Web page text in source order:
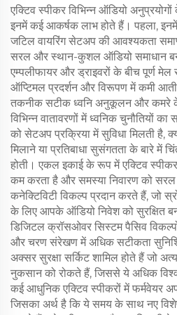
एक्टिव स्पीकर विभिन्न ऑडियो
इनमें कई आकर्षक लाभ होते हैं। पहला,
जटिल वायरिंग सेटअप की आवश्यकता
सरल और स्थान-कुशल ऑडियो समाधान
एम्पलीफायर और ड्राइवरों के बीच पूर्ण
ऑप्टिमल प्रदर्शन और विरूपण में कमी आती
तकनीक सटीक ध्वनि अनुकूलन और कमरे के
विभिन्न वातावरणों में ध्वनिक चुनौतियों
को सेटअप प्रक्रिया में सुविधा मिलती है,
मिलाने या प्रतिबाधा सुसंगतता के बारे में
होती। एकल इकाई के रूप में एक्टिव
कम करता है और समस्या निवारण को
कनेक्टिविटी विकल्प प्रदान करते हैं, जो
के लिए आपके ऑडियो निवेश को सुरक्षित
डिजिटल क्रॉसओवर सिस्टम पैसिव
और चरण संरेखण में अधिक सटीकता
अक्सर सुरक्षा सर्किट शामिल होते हैं जो
नुकसान को रोकते हैं, जिससे ये अधिक
कई आधुनिक एक्टिव स्पीकरों में फर्मवेयर
जिसका अर्थ है कि ये समय के साथ नए